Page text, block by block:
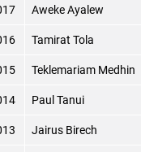
Aweke Ayalew
Tamirat Tola
Teklemariam Medhin
Paul Tanui
Jairus Birech